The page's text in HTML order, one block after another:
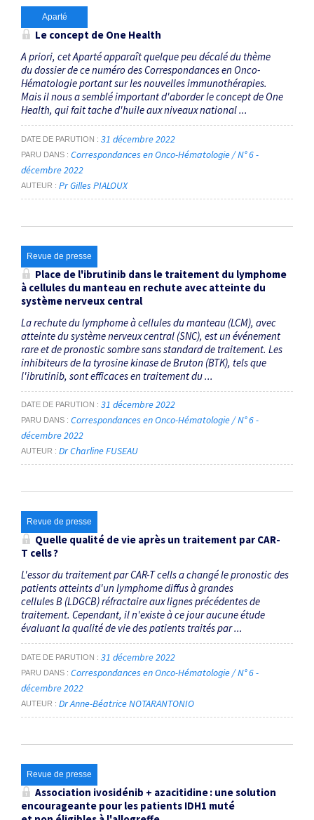
Aparté
Le concept de One Health
A priori, cet Aparté apparaît quelque peu décalé du thème
du dossier de ce numéro des Correspondances en Onco-
Hématologie portant sur les nouvelles immunothérapies.
Mais il nous a semblé important d'aborder le concept de One
Health, qui fait tache d'huile aux niveaux national ...
DATE DE PARUTION 31 décembre 2022
PARU DANS
Correspondances en Onco-Hématologie / N° 6 -
décembre 2022
AUTEUR Pr Gilles PIALOUX
Revue de presse
Place de l'ibrutinib dans le traitement du lymphome
à cellules du manteau en rechute avec atteinte du
système nerveux central
La rechute du lymphome à cellules du manteau (LCM), avec
atteinte du système nerveux central (SNC), est un événement
rare et de pronostic sombre sans standard de traitement. Les
inhibiteurs de la tyrosine kinase de Bruton (BTK), tels que
l'ibrutinib, sont efficaces en traitement du ...
DATE DE PARUTION 31 décembre 2022
PARU DANS
Correspondances en Onco-Hématologie / N° 6 -
décembre 2022
AUTEUR Dr Charline FUSEAU
Revue de presse
Quelle qualité de vie après un traitement par CAR-
T cells?
L'essor du traitement par CAR-T cells a changé le pronostic des
patients atteints d'un lymphome diffus à grandes
cellules B (LDGCB) réfractaire aux lignes précédentes de
traitement. Cependant, il n'existe à ce jour aucune étude
évaluant la qualité de vie des patients traités par ...
DATE DE PARUTION 31 décembre 2022
PARU DANS
Correspondances en Onco-Hématologie / N° 6 -
décembre 2022
AUTEUR Dr Anne-Béatrice NOTARANTONIO
Revue de presse
Association ivosidénib + azacitidine : une solution
encourageante pour les patients IDH1 muté